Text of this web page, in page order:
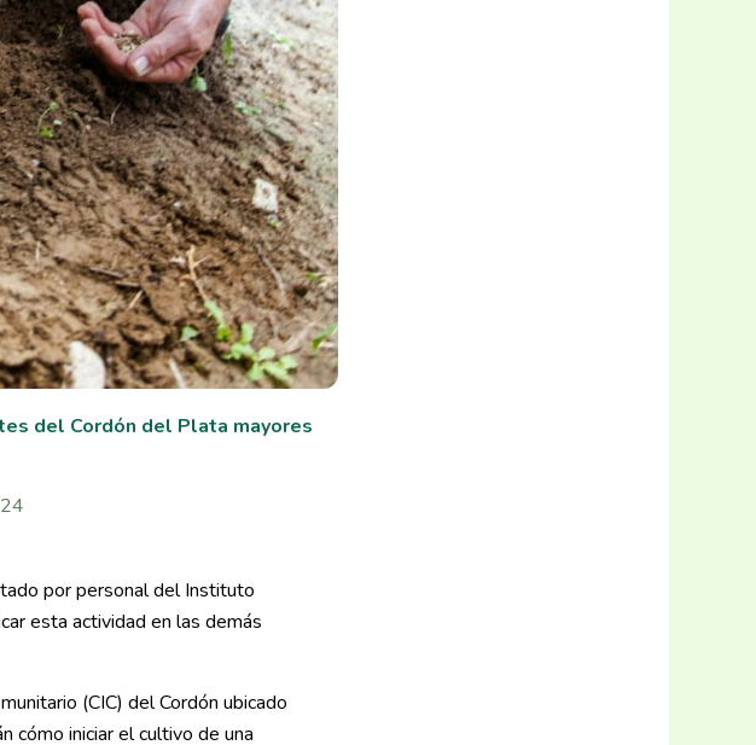
del Cordón del Plata mayores
por personal del Instituto
esta actividad en las demás
(CIC) del Cordón ubicado
cómo iniciar el cultivo de una